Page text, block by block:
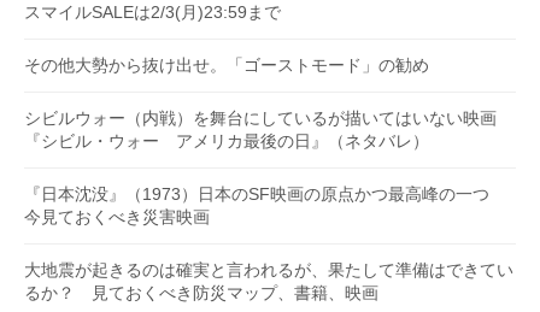
スマイルSALEは2/3(月)23:59まで
その他大勢から抜け出せ。「ゴーストモード」の勧め
シビルウォー（内戦）を舞台にしているが描いてはいない映画
『シビル・ウォー アメリカ最後の日』（ネタバレ）
『日本沈没』（1973）日本のSF映画の原点かつ最高峰の一つ
今見ておくべき災害映画
大地震が起きるのは確実と言われるが、果たして準備はできてい
るか？ 見ておくべき防災マップ、書籍、映画